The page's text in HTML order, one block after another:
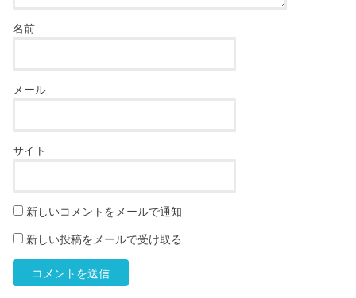
名前
メール
サイト
新しいコメントをメールで通知
新しい投稿をメールで受け取る